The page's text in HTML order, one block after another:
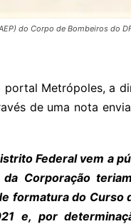
do Corpo de Bombeiros do
Metrópoles, a
de uma nota
Federal vem a
Corporação
formatura do Curso
e, por